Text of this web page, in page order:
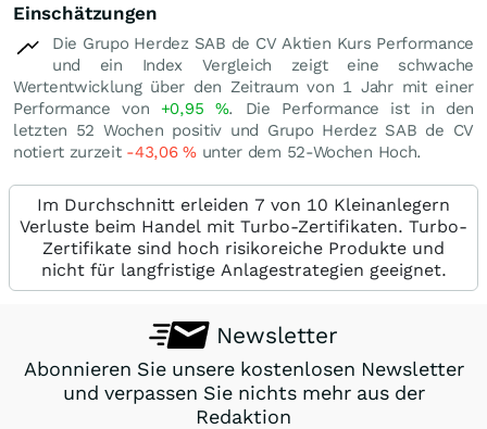
Einschätzungen
Die Grupo Herdez SAB de CV Aktien Kurs Performance
und ein Index Vergleich zeigt eine schwache
Wertentwicklung über den Zeitraum von 1 Jahr mit einer
Performance von +0,95 %. Die Performance ist in den
letzten 52 Wochen positiv und Grupo Herdez SAB de CV
notiert zurzeit -43,06%unter dem 52-Wochen Hoch.
Im Durchschnitt erleiden 7 von 10 Kleinanlegern
Verluste beim Handel mit Turbo-Zertifikaten. Turbo-
Zertifikate sind hoch risikoreiche Produkte und
nicht für langfristige Anlagestrategien geeignet.
Newsletter
Abonnieren Sie unsere kostenlosen Newsletter
und verpassen Sie nichts mehr aus der
Redaktion